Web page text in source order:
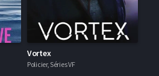
Vortex
Policier, Séries VF